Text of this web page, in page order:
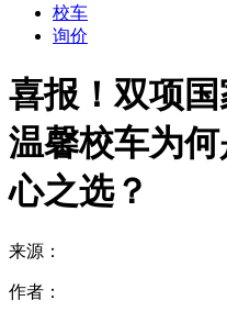
校车
询价
喜报！双项国
温馨校车为
心之选？
来源：
作者：